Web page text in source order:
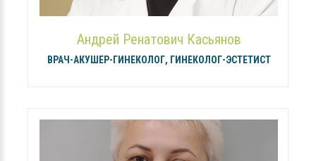
Андрей Ренатович Касьянов
ВРАЧ-АКУШЕР-ГИНЕКОЛОГ, ГИНЕКОЛОГ-ЭСТЕТИСТ